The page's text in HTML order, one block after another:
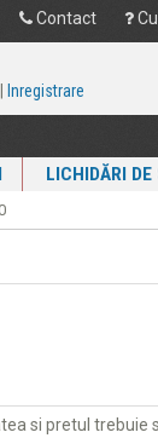
Contact
Inregistrare
LICHIDĂRI DE
si pretul trebuie